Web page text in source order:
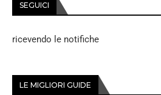
SEGUICI
ricevendo le notifiche
LE MIGLIORI GUIDE